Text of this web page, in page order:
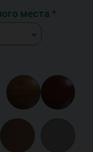
места